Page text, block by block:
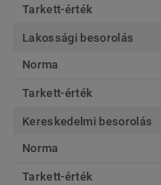
Tarkett-érték
Lakossági besorolás
Norma
Tarkett-érték
Kereskedelmi besorolás
Norma
Tarkett-érték